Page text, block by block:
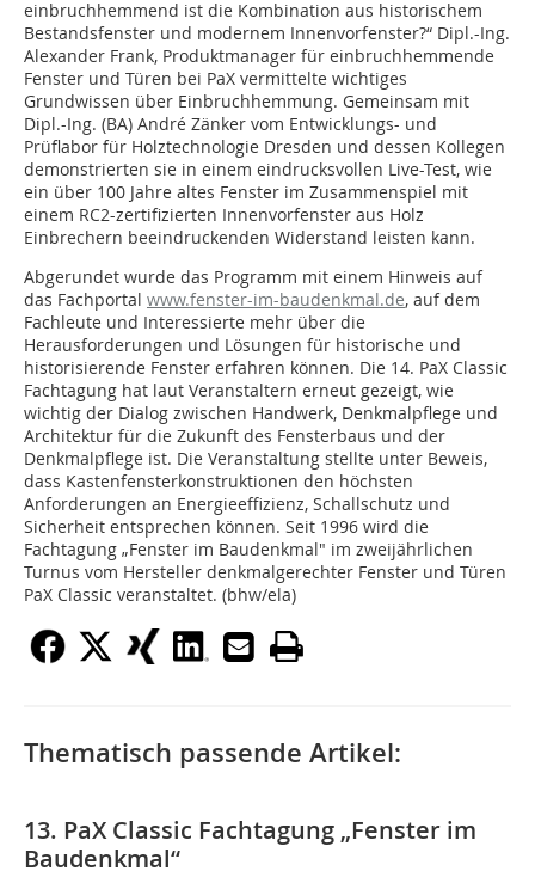
einbruchhemmend ist die Kombination aus historischem
Bestandsfenster und modernem Innenvorfenster?“ Dipl.-Ing.
Alexander Frank, Produktmanager für einbruchhemmende
Fenster und Türen bei PaX vermittelte wichtiges
Grundwissen über Einbruchhemmung. Gemeinsam mit
Dipl.-Ing. (BA) André Zänker vom Entwicklungs- und
Prüflabor für Holztechnologie Dresden und dessen Kollegen
demonstrierten sie in einem eindrucksvollen Live-Test, wie
ein über 100 Jahre altes Fenster im Zusammenspiel mit
einem RC2-zertifizierten Innenvorfenster aus Holz
Einbrechern beeindruckenden Widerstand leisten kann.
Abgerundet wurde das Programm mit einem Hinweis auf
das Fachportal www.fenster-im-baudenkmal.de, auf dem
Fachleute und Interessierte mehr über die
Herausforderungen und Lösungen für historische und
historisierende Fenster erfahren können. Die 14. PaX Classic
Fachtagung hat laut Veranstaltern erneut gezeigt, wie
wichtig der Dialog zwischen Handwerk, Denkmalpflege und
Architektur für die Zukunft des Fensterbaus und der
Denkmalpflege ist. Die Veranstaltung stellte unter Beweis,
dass Kastenfensterkonstruktionen den höchsten
Anforderungen an Energieeffizienz, Schallschutz und
Sicherheit entsprechen können. Seit 1996 wird die
Fachtagung „Fenster im Baudenkmal" im zweijährlichen
Turnus vom Hersteller denkmalgerechter Fenster und Türen
PaX Classic veranstaltet. (bhw/ela)
Thematisch passende Artikel:
13. PaX Classic Fachtagung „Fenster im
Baudenkmal“